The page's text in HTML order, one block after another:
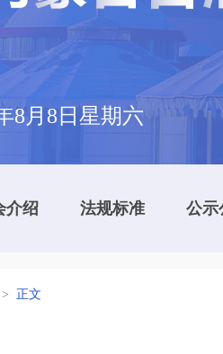
8月8日星期六
介绍 法规标准 公示
> 正文